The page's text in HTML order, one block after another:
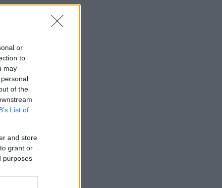
or
to
may
of the
List of
and store
grant or
purposes